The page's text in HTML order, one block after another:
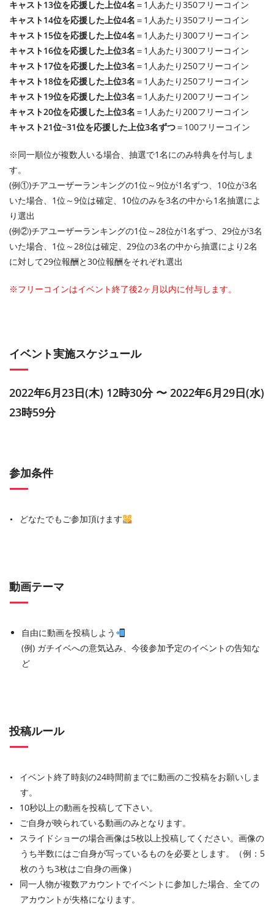
キャスト13位を応援した上位4名 ＝1人あたり350フリーコイン
キャスト14位を応援した上位4名 ＝1人あたり350フリーコイン
キャスト15位を応援した上位4名 ＝1人あたり300フリーコイン
キャスト16位を応援した上位3名 ＝1人あたり300フリーコイン
キャスト17位を応援した上位3名 ＝1人あたり250フリーコイン
キャスト18位を応援した上位3名 ＝1人あたり250フリーコイン
キャスト19位を応援した上位3名 ＝1人あたり200フリーコイン
キャスト20位を応援した上位3名 ＝1人あたり200フリーコイン
キャスト21位~31位を応援した上位3名ずつ＝100フリーコイン
※同一順位が複数人いる場合、抽選で1名にのみ特典を付与しま
す。
(例①)チアユーザーランキングの1位～9位が1名ずつ、10位が3名
いた場合、1位～9位は確定、10位のみを3名の中から1名抽選によ
り選出
(例②)チアユーザーランキングの1位～28位が1名ずつ、29位が3名
いた場合、1位～28位は確定、29位の3名の中から抽選により2名
に対して29位報酬と30位報酬をそれぞれ選出
※フリーコインはイベント終了後2ヶ月以内に付与します。
イベント実施スケジュール
2022年6月23日(木) 12時30分 〜 2022年6月29日(水)
23時59分
参加条件
どなたでもご参加頂けます
動画テーマ
自由に動画を投稿しよう
(例) ガチイベへの意気込み、今後参加予定のイベントの告知な
ど
投稿ルール
イベント終了時刻の24時間前までに動画のご投稿をお願いしま
す。
10秒以上の動画を投稿して下さい。
ご自身が映られている動画のみとなります。
スライドショーの場合画像は5枚以上投稿してください。画像の
うち半数にはご自身が写っているものを必要とします。（例：5
枚のうち3枚はご自身の画像）
同一人物が複数アカウントでイベントに参加した場合、全ての
アカウントが失格になります。